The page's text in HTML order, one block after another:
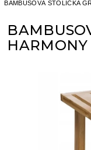
BAMBUSOVÁ STOLIČKA
HARMONY